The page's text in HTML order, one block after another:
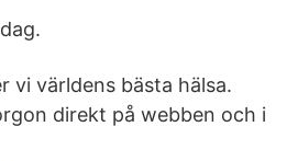
vi världens bästa hälsa.
direkt på webben och i